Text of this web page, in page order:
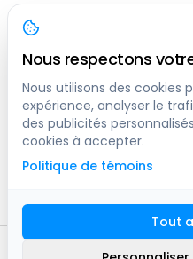
Toronto
150 Ferrand Dr, 6th Floor,
Vancouver
1200 W 73rd Ave #1415,
Calgary
444 5 Ave SW #400 Calgary, AB,
2016 -2026
Nous respectons
Nous utilisons des cookies
expérience, analyser le
des publicités
cookies à accepter.
Politique de témoins
Tout